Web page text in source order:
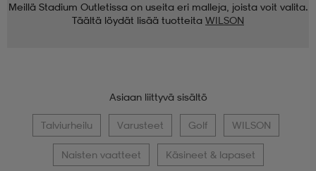
Meillä Stadium Outletissa on useita eri malleja, joista voit valita.
Täältä löydät lisää tuotteita WILSON
Asiaan liittyvä sisältö
Talviurheilu Varusteet Golf WILSON
Naisten vaatteet Käsineet & lapaset